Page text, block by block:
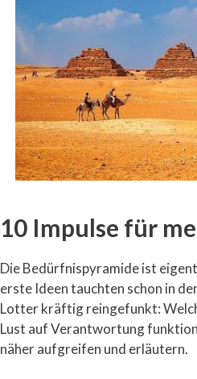
10 Impulse für
Die Bedürfnispyramide ist
erste Ideen tauchten schon in
Lotter kräftig reingefunkt:
Lust auf Verantwortung
näher aufgreifen und erläutern.